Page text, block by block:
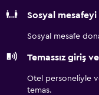
Sosyal
Sosyal mesafe
Temassız giriş
Otel personeliyle
temas.